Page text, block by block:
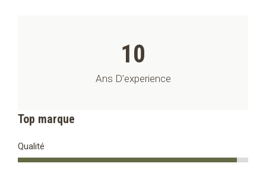
10
Ans D’experience
Top marque
Qualité